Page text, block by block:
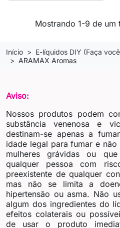
Mostrando 1-9 de
Início E-líquidos DIY (Faça
ARAMAX Aromas
Aviso:
Nossos produtos podem
substância venenosa e
destinam-se apenas a
idade legal para fumar e
mulheres grávidas ou
qualquer pessoa com
preexistente de qualquer
mas não se limita a
hipertensão ou asma. Não
algum dos ingredientes do
efeitos colaterais ou
de usar o produto